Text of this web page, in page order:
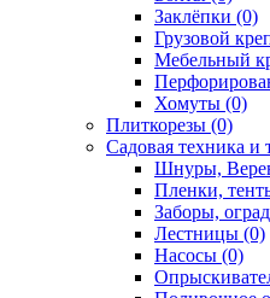
Заклёпки (0)
Грузовой
Мебельный
Хомуты (0)
Плиткорезы (0)
Садовая техника и
Шнуры,
Пленки,
Заборы,
Лестницы (0)
Насосы (0)